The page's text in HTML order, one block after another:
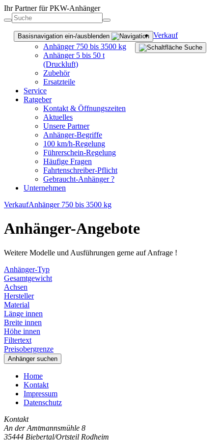
Ihr Partner für PKW-Anhänger
Basisnavigation ein-/ausblenden
Verkauf
Anhänger 750 bis 3500 kg
Anhänger 5 bis 50 t
(Druckluft)
Zubehör
Ersatzteile
Service
Ratgeber
Kontakt & Öffnungszeiten
Aktuelles
Unsere Partner
Anhänger-Begriffe
100 km/h-Regelung
Führerschein-Regelung
Häufige Fragen
Fahrtenschreiber-Pflicht
Gebraucht-Anhänger ?
Unternehmen
VerkaufAnhänger 750 bis 3500 kg
Anhänger-Angebote
Weitere Modelle und Ausführungen gerne auf Anfrage !
Anhänger-Typ
Gesamtgewicht
Achsen
Hersteller
Material
Länge innen
Breite innen
Höhe innen
Filtertext
Preisobergrenze
Anhänger suchen
Home
Kontakt
Impressum
Datenschutz
Kontakt
An der Amtmannsmühle 8
35444 Biebertal/Ortsteil Rodheim